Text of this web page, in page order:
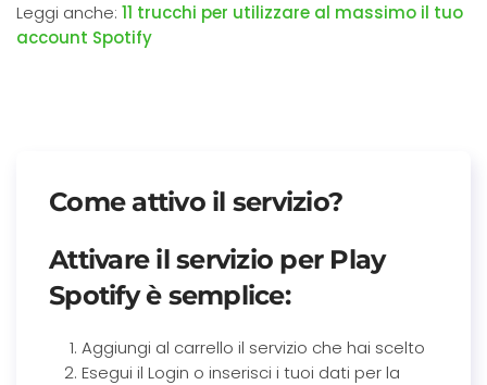
Leggi anche: 11 trucchi per utilizzare al massimo il tuo
account Spotify
Come attivo il servizio?
Attivare il servizio per Play
Spotifyè semplice:
Aggiungi al carrello il servizio che hai scelto
Esegui il Login o inserisci i tuoi dati per la